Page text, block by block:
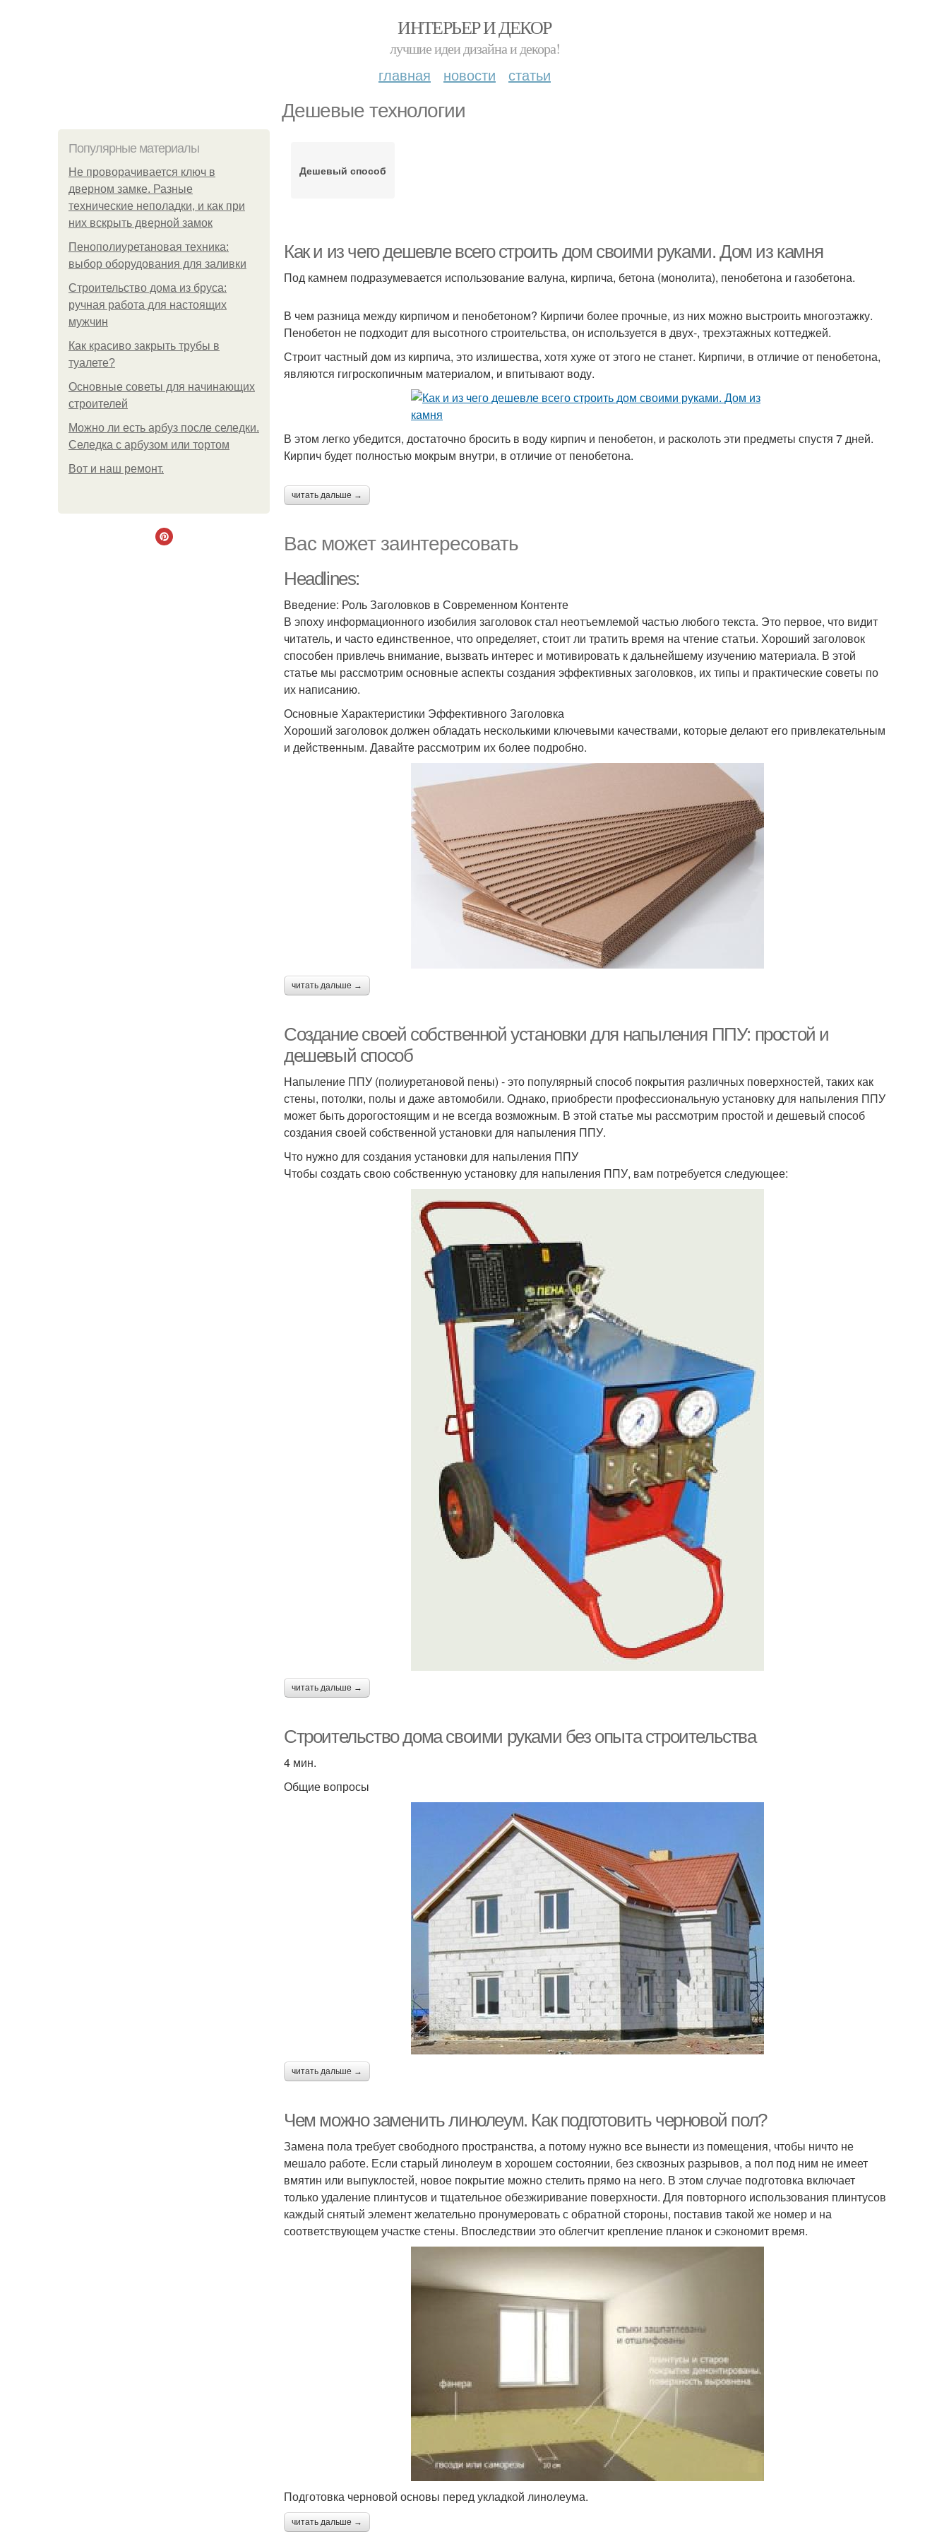
ИНТЕРЬЕР И ДЕКОР
лучшие идеи дизайна и декора!
главная новости статьи
Дешевые технологии
Популярные материалы
Не проворачивается ключ в
дверном замке. Разные
технические неполадки, и как при
них вскрыть дверной замок
Пенополиуретановая техника:
выбор оборудования для заливки
Строительство дома из бруса:
ручная работа для настоящих
мужчин
Как красиво закрыть трубы в
туалете?
Основные советы для начинающих
строителей
Можно ли есть арбуз после селедки.
Селедка с арбузом или тортом
Boт и наш ремoнт.
Дешевый способ
Как и из чего дешевле всего строить дом своими руками. Дом из камня
Под камнем подразумевается использование валуна, кирпича, бетона (монолита), пенобетона и газобетона.
В чем разница между кирпичом и пенобетоном? Кирпичи более прочные, из них можно выстроить многоэтажку.
Пенобетон не подходит для высотного строительства, он используется в двух-, трехэтажных коттеджей.
Строит частный дом из кирпича, это излишества, хотя хуже от этого не станет. Кирпичи, в отличие от пенобетона,
являются гигроскопичным материалом, и впитывают воду.
В этом легко убедится, достаточно бросить в воду кирпич и пенобетон, и расколоть эти предметы спустя 7 дней.
Кирпич будет полностью мокрым внутри, в отличие от пенобетона.
читать дальше →
Вас может заинтересовать
Headlines:
Введение: Роль Заголовков в Современном Контенте
В эпоху информационного изобилия заголовок стал неотъемлемой частью любого текста. Это первое, что видит
читатель, и часто единственное, что определяет, стоит ли тратить время на чтение статьи. Хороший заголовок
способен привлечь внимание, вызвать интерес и мотивировать к дальнейшему изучению материала. В этой
статье мы рассмотрим основные аспекты создания эффективных заголовков, их типы и практические советы по
их написанию.
Основные Характеристики Эффективного Заголовка
Хороший заголовок должен обладать несколькими ключевыми качествами, которые делают его привлекательным
и действенным. Давайте рассмотрим их более подробно.
читать дальше →
Создание своей собственной установки для напыления ППУ: простой и
дешевый способ
Напыление ППУ (полиуретановой пены) - это популярный способ покрытия различных поверхностей, таких как
стены, потолки, полы и даже автомобили. Однако, приобрести профессиональную установку для напыления ППУ
может быть дорогостоящим и не всегда возможным. В этой статье мы рассмотрим простой и дешевый способ
создания своей собственной установки для напыления ППУ.
Что нужно для создания установки для напыления ППУ
Чтобы создать свою собственную установку для напыления ППУ, вам потребуется следующее:
читать дальше →
Строительство дома своими руками без опыта строительства
4 мин.
Общие вопросы
читать дальше →
Чем можно заменить линолеум. Как подготовить черновой пол?
Замена пола требует свободного пространства, а потому нужно все вынести из помещения, чтобы ничто не
мешало работе. Если старый линолеум в хорошем состоянии, без сквозных разрывов, а пол под ним не имеет
вмятин или выпуклостей, новое покрытие можно стелить прямо на него. В этом случае подготовка включает
только удаление плинтусов и тщательное обезжиривание поверхности. Для повторного использования плинтусов
каждый снятый элемент желательно пронумеровать с обратной стороны, поставив такой же номер и на
соответствующем участке стены. Впоследствии это облегчит крепление планок и сэкономит время.
Подготовка черновой основы перед укладкой линолеума.
читать дальше →